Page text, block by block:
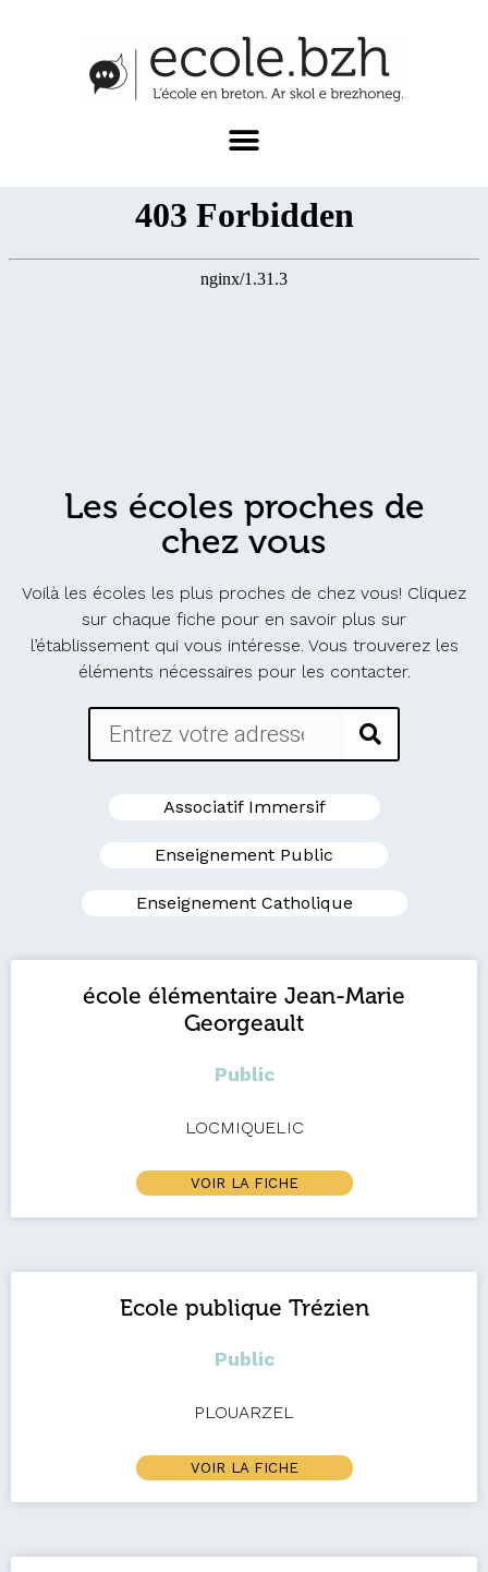
Les écoles proches de
chez vous
Voilà les écoles les plus proches de chez vous! Cliquez
sur chaque fiche pour en savoir plus sur
l’établissement qui vous intéresse. Vous trouverez les
éléments nécessaires pour les contacter.
Associatif Immersif
Enseignement Public
Enseignement Catholique
école élémentaire Jean-Marie
Georgeault
Public
LOCMIQUELIC
VOIR LA FICHE
Ecole publique Trézien
Public
PLOUARZEL
VOIR LA FICHE